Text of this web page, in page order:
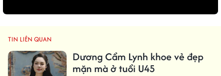
TIN LIÊN QUAN
Dương Cẩm Lynh khoe vẻ đẹp
mặn mà ở tuổi U45